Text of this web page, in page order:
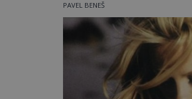
PAVEL BENEŠ